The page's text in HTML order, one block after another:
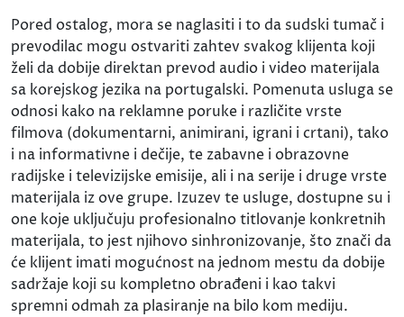
Pored ostalog, mora se naglasiti i to da sudski tumač i
prevodilac mogu ostvariti zahtev svakog klijenta koji
želi da dobije direktan prevod audio i video materijala
sa korejskog jezika na portugalski. Pomenuta usluga se
odnosi kako na reklamne poruke i različite vrste
filmova (dokumentarni, animirani, igrani i crtani), tako
i na informativne i dečije, te zabavne i obrazovne
radijske i televizijske emisije, ali i na serije i druge vrste
materijala iz ove grupe. Izuzev te usluge, dostupne su i
one koje uključuju profesionalno titlovanje konkretnih
materijala, to jest njihovo sinhronizovanje, što znači da
će klijent imati mogućnost na jednom mestu da dobije
sadržaje koji su kompletno obrađeni i kao takvi
spremni odmah za plasiranje na bilo kom mediju.